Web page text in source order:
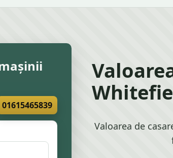
01615465839
Valoarea de